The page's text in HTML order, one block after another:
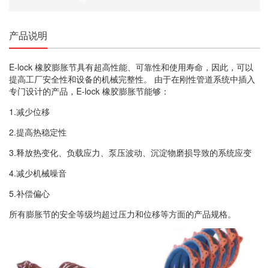
产品说明
E-lock 橡胶膨胀节具有超高性能、可靠性和使用寿命，因此，可以
提高工厂安全性和设备的机械完整性。 由于在刚性管道系统中插入
专门设计的产品，E-lock 橡胶膨胀节能够：
1.减少位移
2.提高热稳定性
3.释放热变化、负载应力、泵压波动、沉淀物磨损导致的系统应变
4.减少机械噪音
5.补偿偏心
所有膨胀节的安全等级均超过压力和位移等方面的产品规格。